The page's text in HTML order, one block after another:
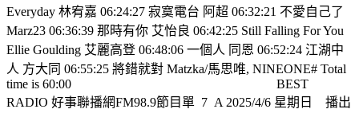
Everyday 林宥嘉 06:24:27 寂寞電台 阿超 06:32:21 不愛自己了
Marz23 06:36:39 那時有你 艾怡良 06:42:25 Still Falling For You
Ellie Goulding 艾麗高登 06:48:06 一個人 同恩 06:52:24 江湖中
人 方大同 06:55:25 將錯就對 Matzka/馬思唯, NINEONE# Total
time is 60:00
BEST
RADIO 好事聯播網FM98.9節目單 7 A 2025/4/6 星期日
播出